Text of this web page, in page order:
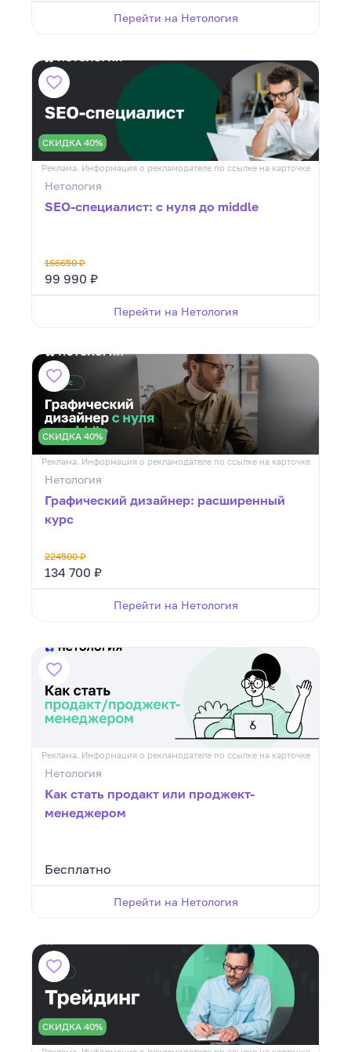
Перейти на Нетология
СКИДКА 40%
Реклама. Информация о рекламодателе по ссылке на карточке
Нетология
SEO-специалист: с нуля до middle
166650 ₽
99 990 ₽
Перейти на Нетология
СКИДКА 40%
Реклама. Информация о рекламодателе по ссылке на карточке
Нетология
Графический дизайнер: расширенный
курс
224500 ₽
134 700 ₽
Перейти на Нетология
Реклама. Информация о рекламодателе по ссылке на карточке
Нетология
Как стать продакт или проджект-
менеджером
Бесплатно
Перейти на Нетология
СКИДКА 40%